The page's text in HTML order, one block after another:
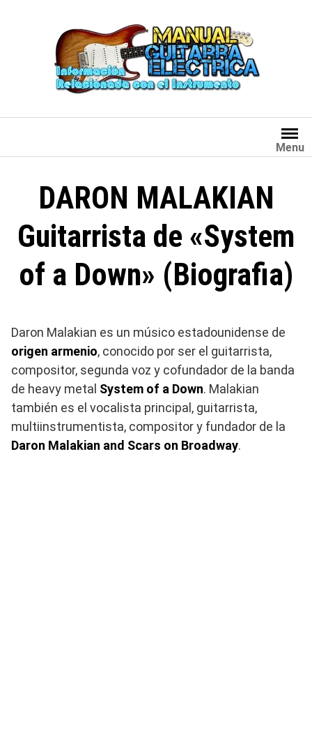
Menu
DARON MALAKIAN
Guitarrista de «System
of a Down» (Biografia)
Daron Malakian es un músico estadounidense de
origen armenio, conocido por ser el guitarrista,
compositor, segunda voz y cofundador de la banda
de heavy metal System of a Down. Malakian
también es el vocalista principal, guitarrista,
multiinstrumentista, compositor y fundador de la
Daron Malakian and Scars on Broadway.